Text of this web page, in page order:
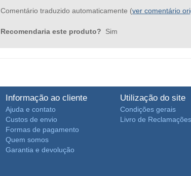
Comentário traduzido automaticamente (ver comentário
Recomendaria este produto? Sim
Informação ao cliente
Ajuda e contato
Custos de envio
Formas de pagamento
Quem somos
Garantia e devolução
Utilização do site
Condições gerais
Livro de Reclamações